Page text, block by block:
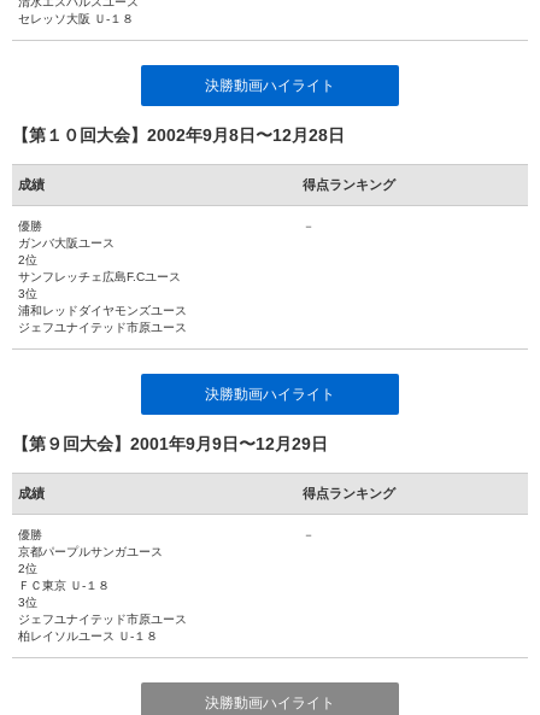
セレッソ大阪 Ｕ-１８
決勝動画ハイライト
【第１０回大会】2002年9月8日〜12月28日
成績 得点ランキング
優勝
ガンバ大阪ユース
2位
サンフレッチェ広島F.Cユース
3位
浦和レッドダイヤモンズユース
ジェフユナイテッド市原ユース
－
決勝動画ハイライト
【第９回大会】2001年9月9日〜12月29日
成績 得点ランキング
優勝
京都パープルサンガユース
2位
ＦＣ東京 Ｕ-１８
3位
ジェフユナイテッド市原ユース
柏レイソルユース Ｕ-１８
－
決勝動画ハイライト